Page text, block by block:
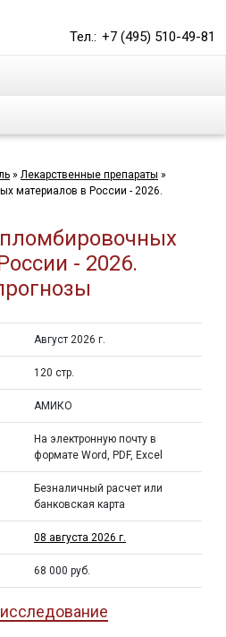
Тел.: +7 (495) 510-49-81
» Лекарственные препараты »
материалов в России - 2026.
- 2026.
Август 2026 г.
120 стр.
АМИКО
На электронную почту в
формате Word, PDF, Excel
Безналичный расчет или
банковская карта
08 августа 2026 г.
68 000 руб.